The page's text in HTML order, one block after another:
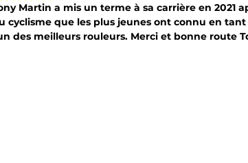
Baroudeurs Meilleurs équipes Top 10
Martin a mis un terme à sa carrière en 2021
cyclisme que les plus jeunes ont connu en
des meilleurs rouleurs. Merci et bonne route